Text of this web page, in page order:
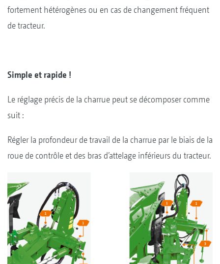
fortement hétérogènes ou en cas de changement fréquent
de tracteur.
Simple et rapide !
Le réglage précis de la charrue peut se décomposer comme
suit :
Régler la profondeur de travail de la charrue par le biais de la
roue de contrôle et des bras d’attelage inférieurs du tracteur.